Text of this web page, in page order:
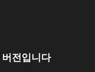
전입니다